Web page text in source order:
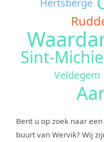
Sint-
Veldegem
Bent u op zoek naar
buurt van Wervik? Wij